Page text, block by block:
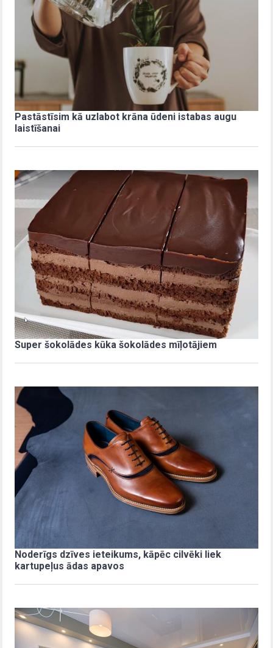
Pastāstīsim kā uzlabot krāna ūdeni istabas augu
laistīšanai
Super šokolādes kūka šokolādes mīļotājiem
Noderīgs dzīves ieteikums, kāpēc cilvēki liek
kartupeļus ādas apavos